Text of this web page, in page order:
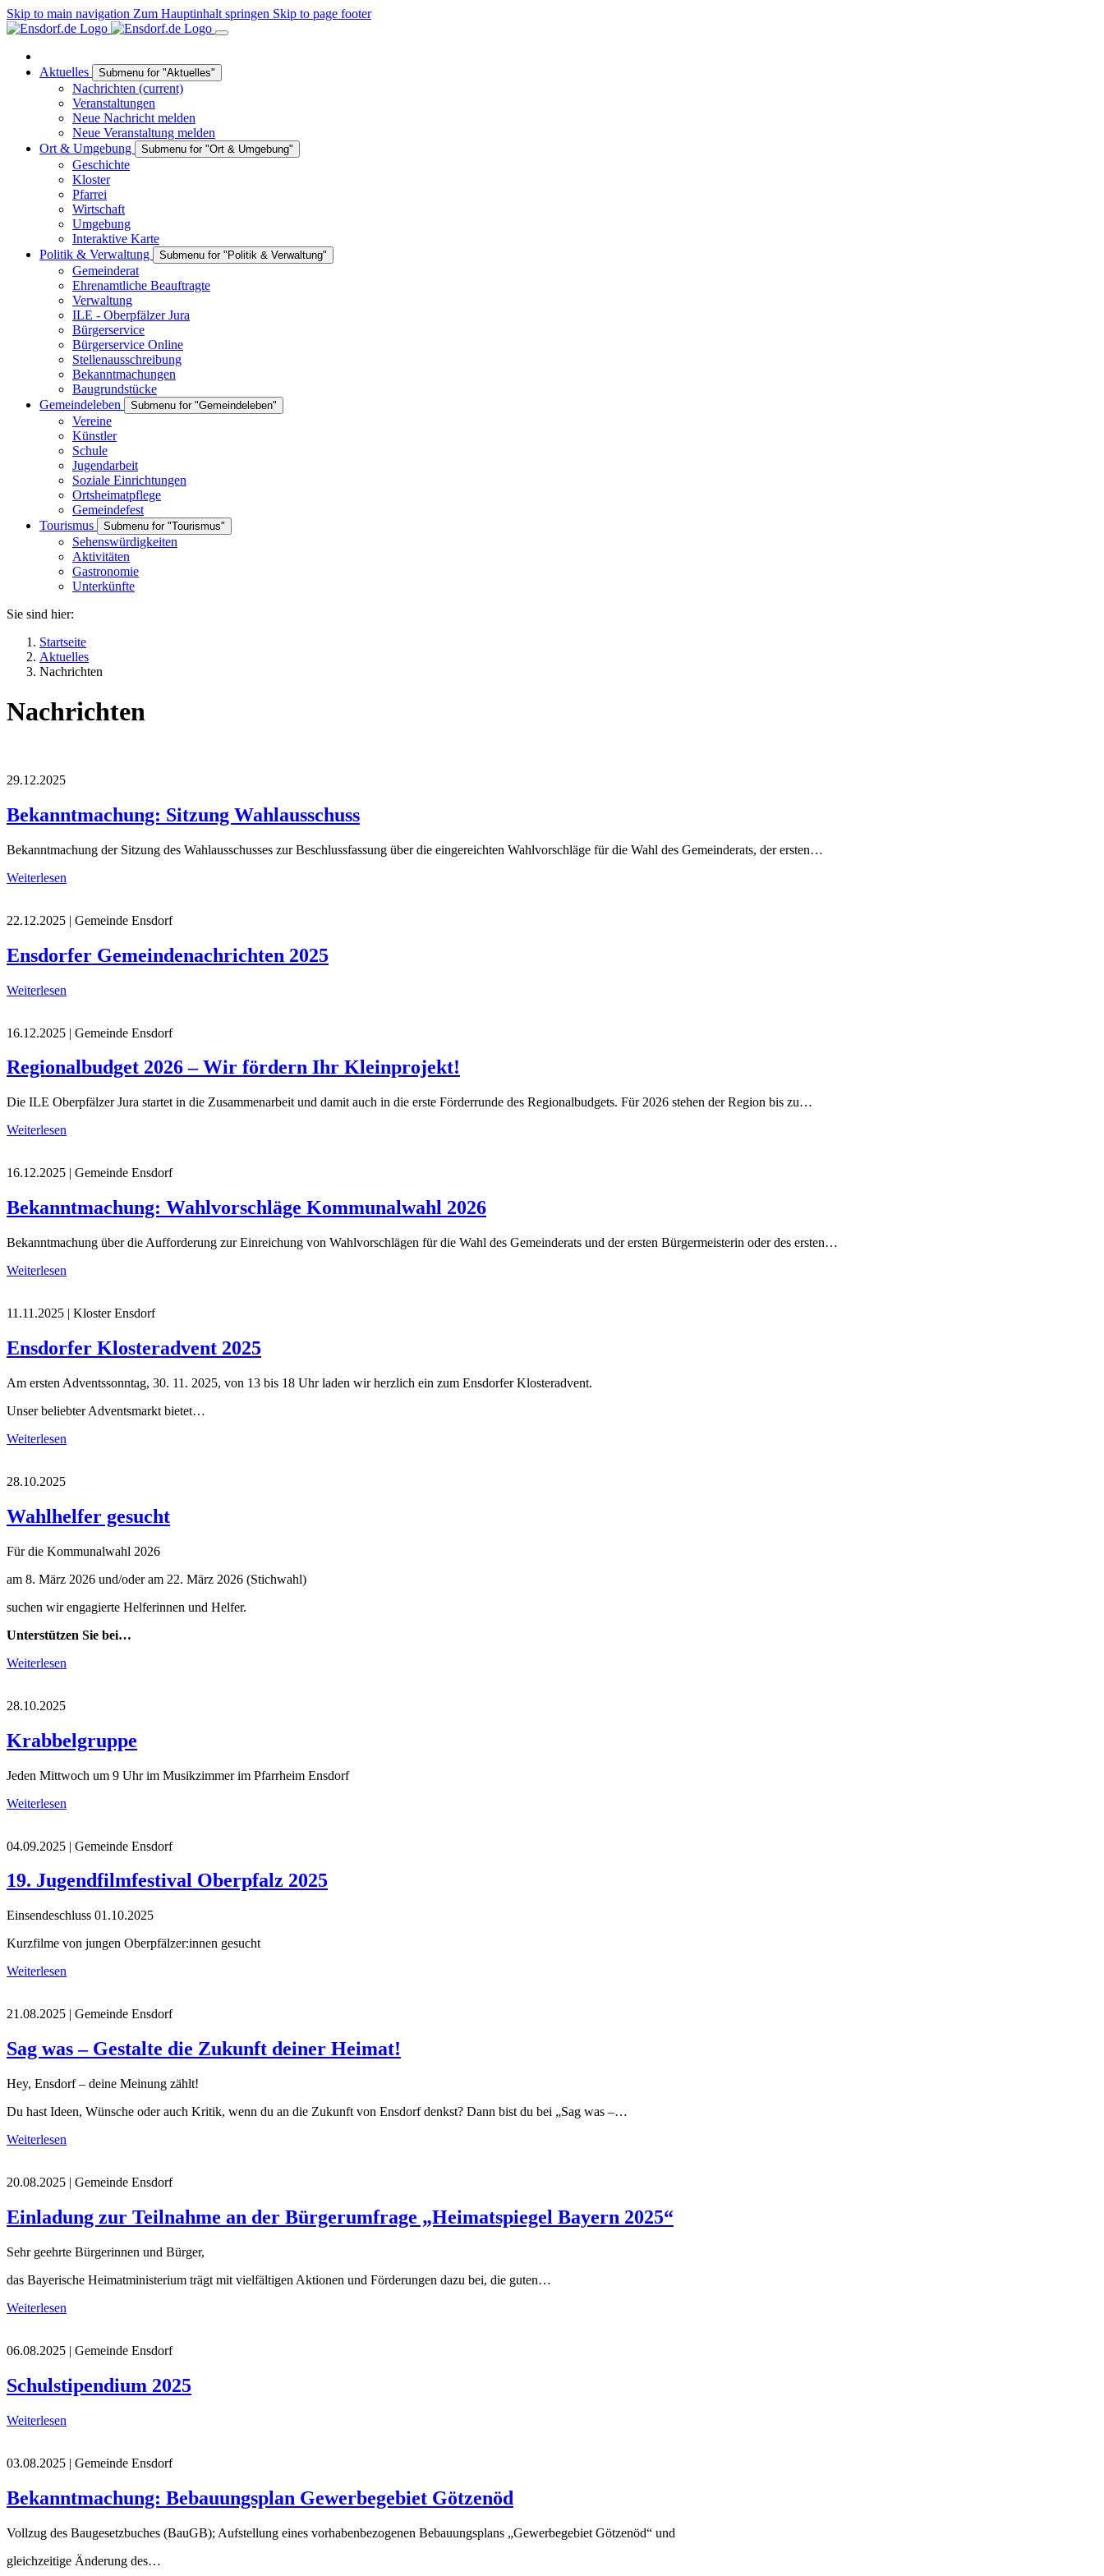
Skip to main navigation Zum Hauptinhalt springen Skip to page footer
Aktuelles Submenu for "Aktuelles"
Nachrichten (current)
Veranstaltungen
Neue Nachricht melden
Neue Veranstaltung melden
Ort & Umgebung
Submenu for "Ort & Umgebung"
Geschichte
Kloster
Pfarrei
Wirtschaft
Umgebung
Interaktive Karte
Politik & Verwaltung
Submenu for "Politik & Verwaltung"
Gemeinderat
Ehrenamtliche Beauftragte
Verwaltung
ILE - Oberpfälzer Jura
Bürgerservice
Bürgerservice Online
Stellenausschreibung
Bekanntmachungen
Baugrundstücke
Gemeindeleben
Submenu for "Gemeindeleben"
Vereine
Künstler
Schule
Jugendarbeit
Soziale Einrichtungen
Ortsheimatpflege
Gemeindefest
Tourismus
Submenu for "Tourismus"
Sehenswürdigkeiten
Aktivitäten
Gastronomie
Unterkünfte
Sie sind hier:
Startseite
Aktuelles
Nachrichten
Nachrichten
29.12.2025
Bekanntmachung: Sitzung Wahlausschuss
Bekanntmachung der Sitzung des Wahlausschusses zur Beschlussfassung über die eingereichten Wahlvorschläge für die Wahl des Gemeinderats, der ersten…
Weiterlesen
22.12.2025 | Gemeinde Ensdorf
Ensdorfer Gemeindenachrichten 2025
Weiterlesen
16.12.2025 | Gemeinde Ensdorf
Regionalbudget 2026 – Wir fördern Ihr Kleinprojekt!
Die ILE Oberpfälzer Jura startet in die Zusammenarbeit und damit auch in die erste Förderrunde des Regionalbudgets. Für 2026 stehen der Region bis zu…
Weiterlesen
16.12.2025 | Gemeinde Ensdorf
Bekanntmachung: Wahlvorschläge Kommunalwahl 2026
Bekanntmachung über die Aufforderung zur Einreichung von Wahlvorschlägen für die Wahl des Gemeinderats und der ersten Bürgermeisterin oder des ersten…
Weiterlesen
11.11.2025 | Kloster Ensdorf
Ensdorfer Klosteradvent 2025
Am ersten Adventssonntag, 30. 11. 2025, von 13 bis 18 Uhr laden wir herzlich ein zum Ensdorfer Klosteradvent.
Unser beliebter Adventsmarkt bietet…
Weiterlesen
28.10.2025
Wahlhelfer gesucht
Für die Kommunalwahl 2026
am 8. März 2026 und/oder am 22. März 2026 (Stichwahl)
suchen wir engagierte Helferinnen und Helfer.
Unterstützen Sie bei…
Weiterlesen
28.10.2025
Krabbelgruppe
Jeden Mittwoch um 9 Uhr im Musikzimmer im Pfarrheim Ensdorf
Weiterlesen
04.09.2025 | Gemeinde Ensdorf
19. Jugendfilmfestival Oberpfalz 2025
Einsendeschluss 01.10.2025
Kurzfilme von jungen Oberpfälzer:innen gesucht
Weiterlesen
21.08.2025 | Gemeinde Ensdorf
Sag was – Gestalte die Zukunft deiner Heimat!
Hey, Ensdorf – deine Meinung zählt!
Du hast Ideen, Wünsche oder auch Kritik, wenn du an die Zukunft von Ensdorf denkst? Dann bist du bei „Sag was –…
Weiterlesen
20.08.2025 | Gemeinde Ensdorf
Einladung zur Teilnahme an der Bürgerumfrage „Heimatspiegel Bayern 2025“
Sehr geehrte Bürgerinnen und Bürger,
das Bayerische Heimatministerium trägt mit vielfältigen Aktionen und Förderungen dazu bei, die guten…
Weiterlesen
06.08.2025 | Gemeinde Ensdorf
Schulstipendium 2025
Weiterlesen
03.08.2025 | Gemeinde Ensdorf
Bekanntmachung: Bebauungsplan Gewerbegebiet Götzenöd
Vollzug des Baugesetzbuches (BauGB); Aufstellung eines vorhabenbezogenen Bebauungsplans „Gewerbegebiet Götzenöd“ und
gleichzeitige Änderung des…